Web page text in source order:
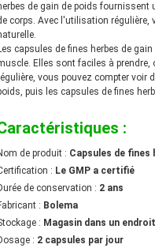
de gain de poids fournissent
corps. Avec l'utilisation régulière,
capsules de fines herbes de
Elles sont faciles à
vous pouvez compter voir
puis les capsules de fines
:
de produit : Capsules de fines
: Le GMP a certifié
de conservation : 2 ans
: Bolema
: Magasin dans un
: 2 capsules par jour